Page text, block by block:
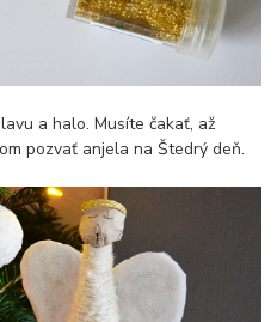
a halo. Musíte čakať, až
pozvať anjela na Štedrý deň.